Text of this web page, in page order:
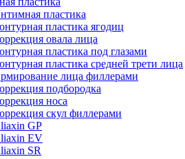
пластика
пластика ягодиц
овала лица
пластика под глазами
пластика средней трети лица
лица филлерами
подбородка
носа
скул филлерами
GP
EV
SR